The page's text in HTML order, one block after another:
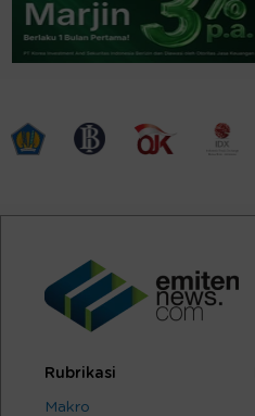
Rubrikasi
Makro